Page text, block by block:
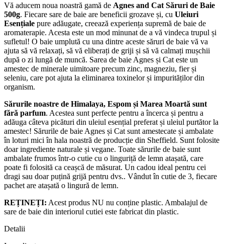
Vă aducem noua noastră gamă de Agnes and Cat Săruri de Baie
500g. Fiecare sare de baie are beneficii grozave și, cu Uleiuri
Esențiale pure adăugate, creează experiența supremă de baie de
aromaterapie. Acesta este un mod minunat de a vă vindeca trupul și
sufletul! O baie umplută cu una dintre aceste săruri de baie vă va
ajuta să vă relaxați, să vă eliberați de griji și să vă calmați mușchii
după o zi lungă de muncă. Sarea de baie Agnes și Cat este un
amestec de minerale uimitoare precum zinc, magneziu, fier și
seleniu, care pot ajuta la eliminarea toxinelor și impurităților din
organism.
Sărurile noastre de Himalaya, Espom și Marea Moartă sunt
fără parfum. Acestea sunt perfecte pentru a încerca și pentru a
adăuga câteva picături din uleiul esențial preferat și uleiul purtător la
amestec! Sărurile de baie Agnes și Cat sunt amestecate și ambalate
în loturi mici în hala noastră de producție din Sheffield. Sunt folosite
doar ingrediente naturale și vegane. Toate sărurile de baie sunt
ambalate frumos într-o cutie cu o linguriță de lemn atașată, care
poate fi folosită ca ceașcă de măsurat. Un cadou ideal pentru cei
dragi sau doar puțină grijă pentru dvs.. Vândut în cutie de 3, fiecare
pachet are atașată o lingură de lemn.
REȚINEȚI: Acest produs NU nu conține plastic. Ambalajul de
sare de baie din interiorul cutiei este fabricat din plastic.
Detalii